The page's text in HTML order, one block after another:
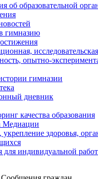
об образовательной
гимназию
опытно-
гимназии
дневник
качества образования
Медиации
здоровья,
для индивидуальной